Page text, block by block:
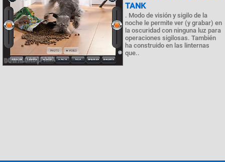
TANK
. Modo de visión y sigilo de la
noche le permite ver (y grabar) en
la oscuridad con ninguna luz para
operaciones sigilosas. También
ha construido en las linternas
que..